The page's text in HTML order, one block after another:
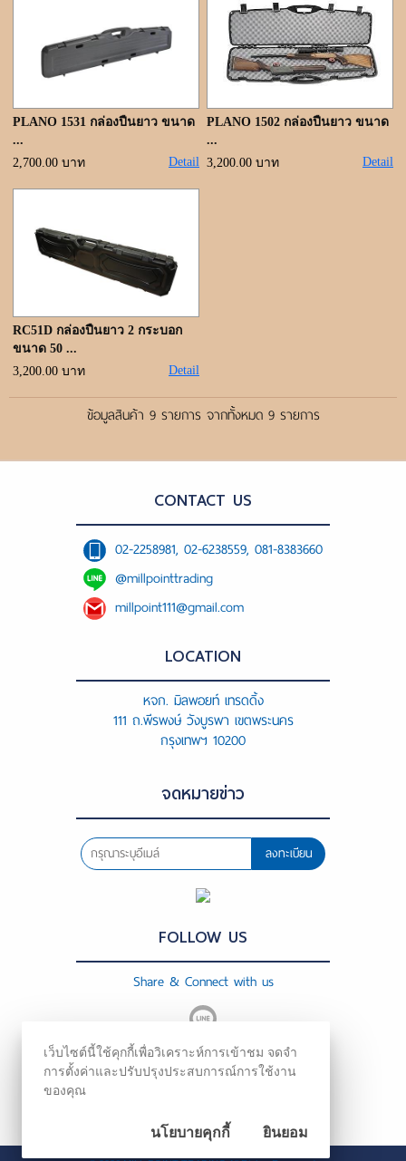
PLANO 1531 กล่องปืนยาว ขนาด
...
2,700.00 บาท
Detail
PLANO 1502 กล่องปืนยาว ขนาด
...
3,200.00 บาท
Detail
RC51D กล่องปืนยาว 2 กระบอก
ขนาด 50 ...
3,200.00 บาท
Detail
ข้อมูลสินค้า 9 รายการ จากทั้งหมด 9 รายการ
CONTACT US
02-2258981, 02-6238559, 081-8383660
@millpointtrading
millpoint111@gmail.com
LOCATION
หจก. มิลพอยท์ เทรดดิ้ง
111 ถ.พีรพงษ์ วังบูรพา เขตพระนคร
กรุงเทพฯ 10200
จดหมายข่าว
ลงทะเบียน
FOLLOW US
Share & Connect with us
เว็บไซต์นี้ใช้คุกกี้เพื่อวิเคราะห์การเข้าชม จดจำ
การตั้งค่าและปรับปรุงประสบการณ์การใช้งาน
ของคุณ
นโยบายคุกกี้ ยินยอม